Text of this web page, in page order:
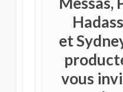
et
vous